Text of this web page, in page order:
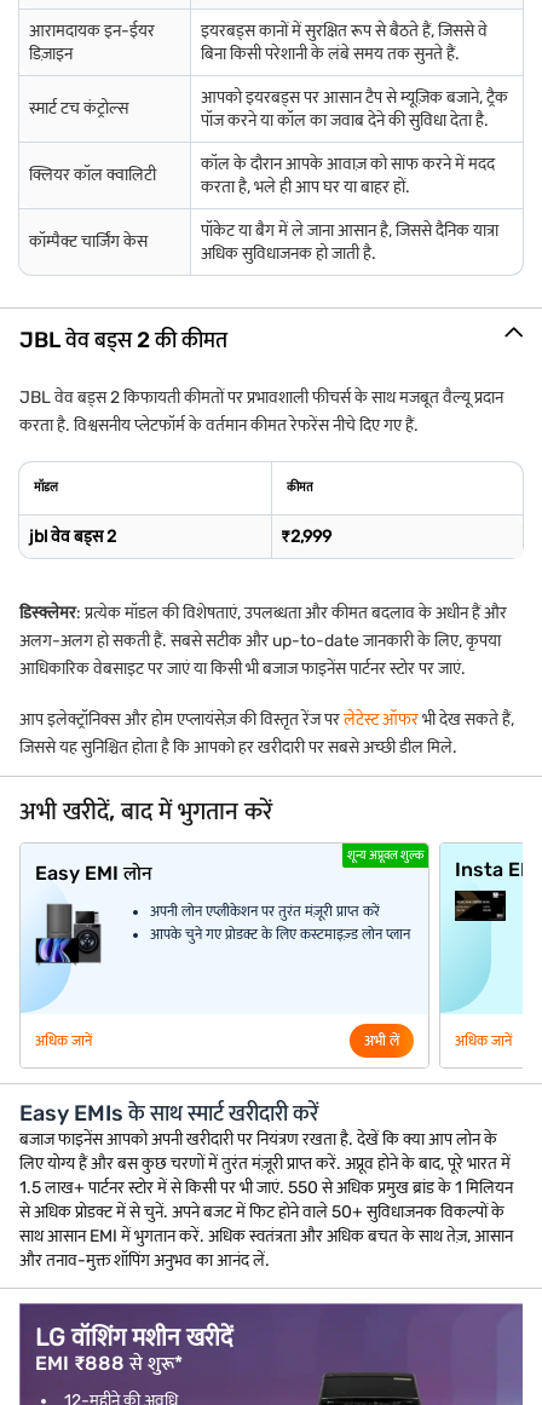
आरामदायक इन-ईयर
डिज़ाइन
इयरबड्स कानों में सुरक्षित रूप से बैठते हैं, जिससे वे
बिना किसी परेशानी के लंबे समय तक सुनते हैं.
स्मार्ट टच कंट्रोल्स
आपको इयरबड्स पर आसान टैप से म्यूज़िक बजाने, ट्रैक
पॉज करने या कॉल का जवाब देने की सुविधा देता है.
क्लियर कॉल क्वालिटी
कॉल के दौरान आपके आवाज़ को साफ करने में मदद
करता है, भले ही आप घर या बाहर हों.
कॉम्पैक्ट चार्जिंग केस
पॉकेट या बैग में ले जाना आसान है, जिससे दैनिक यात्रा
अधिक सुविधाजनक हो जाती है.
JBL वेव बड्स 2 की कीमत
JBL वेव बड्स 2 किफायती कीमतों पर प्रभावशाली फीचर्स के साथ मजबूत वैल्यू प्रदान
करता है. विश्वसनीय प्लेटफॉर्म के वर्तमान कीमत रेफरेंस नीचे दिए गए हैं.
मॉडल कीमत
jbl वेव बड्स 2 ₹2,999
डिस्क्लेमर: प्रत्येक मॉडल की विशेषताएं, उपलब्धता और कीमत बदलाव के अधीन हैं और
अलग-अलग हो सकती हैं. सबसे सटीक और up-to-date जानकारी के लिए, कृपया
आधिकारिक वेबसाइट पर जाएं या किसी भी बजाज फाइनेंस पार्टनर स्टोर पर जाएं.
आप इलेक्ट्रॉनिक्स और होम एप्लायंसेज़ की विस्तृत रेंज परलेटेस्ट ऑफरभी देख सकते हैं,
जिससे यह सुनिश्चित होता है कि आपको हर खरीदारी पर सबसे अच्छी डील मिले.
अभी खरीदें, बाद में भुगतान करें
शून्य अप्रूवल शुल्क
Easy EMI लोन
अपनी लोन एप्लीकेशन पर तुरंत मंज़ूरी प्राप्त करें
आपके चुने गए प्रोडक्ट के लिए कस्टमाइज़्ड लोन प्लान
अधिक जानें अभी लें
Insta
अधिक जानें
Easy EMIs के साथ स्मार्ट खरीदारी करें
बजाज फाइनेंस आपको अपनी खरीदारी पर नियंत्रण रखता है. देखें कि क्या आप लोन के
लिए योग्य हैं और बस कुछ चरणों में तुरंत मंज़ूरी प्राप्त करें. अप्रूव होने के बाद, पूरे भारत में
1.5 लाख+ पार्टनर स्टोर में से किसी पर भी जाएं. 550 से अधिक प्रमुख ब्रांड के 1 मिलियन
से अधिक प्रोडक्ट में से चुनें. अपने बजट में फिट होने वाले 50+ सुविधाजनक विकल्पों के
साथ आसान EMI में भुगतान करें. अधिक स्वतंत्रता और अधिक बचत के साथ तेज़, आसान
और तनाव-मुक्त शॉपिंग अनुभव का आनंद लें.
LG वॉशिंग मशीन खरीदें
EMI ₹888 से शुरू*